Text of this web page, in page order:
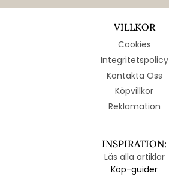
VILLKOR
Cookies
Integritetspolicy
Kontakta Oss
Köpvillkor
Reklamation
INSPIRATION:
Läs alla artiklar
Köp-guider